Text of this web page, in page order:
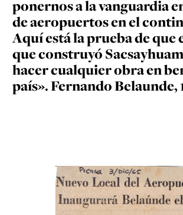
ponernos a la vanguardia
de aeropuertos en el
Aquí está la prueba de que
que construyó
hacer cualquier obra en
país». Fernando Belaunde,